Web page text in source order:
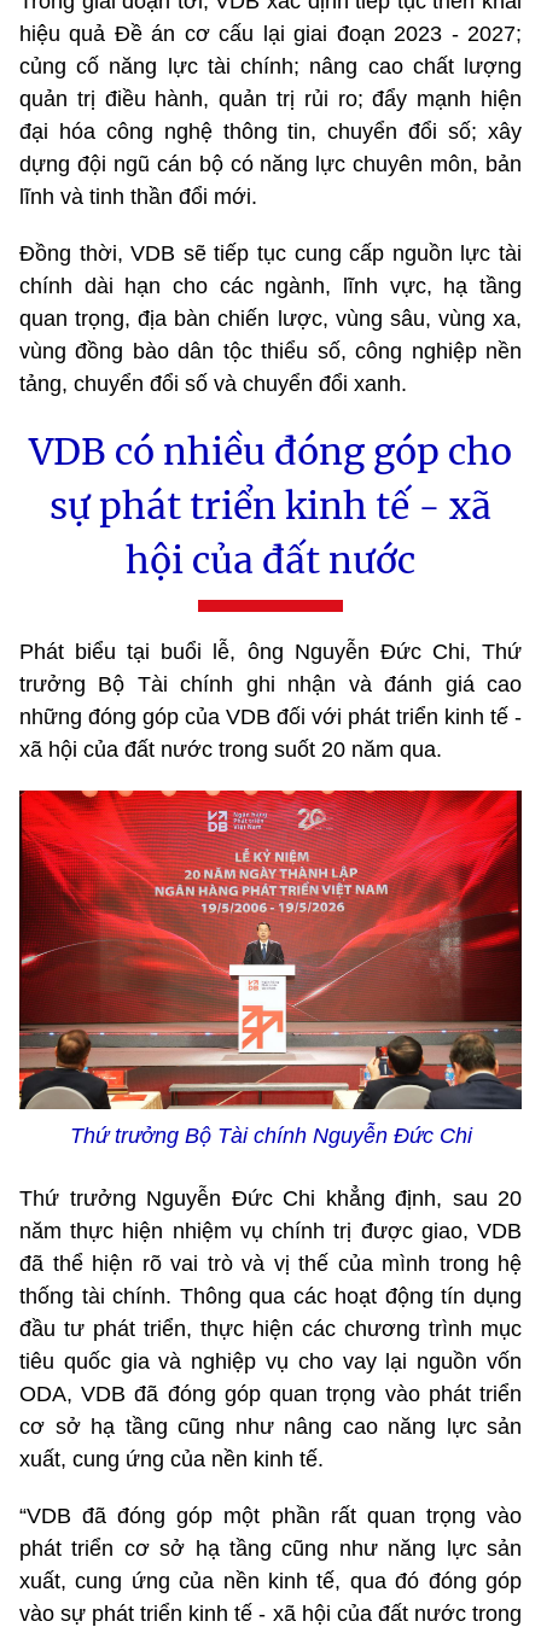
hiệu quả Đề án cơ cấu lại giai đoạn 2023 - 2027;
củng cố năng lực tài chính; nâng cao chất lượng
quản trị điều hành, quản trị rủi ro; đẩy mạnh hiện
đại hóa công nghệ thông tin, chuyển đổi số; xây
dựng đội ngũ cán bộ có năng lực chuyên môn, bản
lĩnh và tinh thần đổi mới.
Đồng thời, VDB sẽ tiếp tục cung cấp nguồn lực tài
chính dài hạn cho các ngành, lĩnh vực, hạ tầng
quan trọng, địa bàn chiến lược, vùng sâu, vùng xa,
vùng đồng bào dân tộc thiểu số, công nghiệp nền
tảng, chuyển đổi số và chuyển đổi xanh.
VDB có nhiều đóng góp cho
sự phát triển kinh tế - xã
hội của đất nước
Phát biểu tại buổi lễ, ông Nguyễn Đức Chi, Thứ
trưởng Bộ Tài chính ghi nhận và đánh giá cao
những đóng góp của VDB đối với phát triển kinh tế -
xã hội của đất nước trong suốt 20 năm qua.
Thứ trưởng Bộ Tài chính Nguyễn Đức Chi
Thứ trưởng Nguyễn Đức Chi khẳng định, sau 20
năm thực hiện nhiệm vụ chính trị được giao, VDB
đã thể hiện rõ vai trò và vị thế của mình trong hệ
thống tài chính. Thông qua các hoạt động tín dụng
đầu tư phát triển, thực hiện các chương trình mục
tiêu quốc gia và nghiệp vụ cho vay lại nguồn vốn
ODA, VDB đã đóng góp quan trọng vào phát triển
cơ sở hạ tầng cũng như nâng cao năng lực sản
xuất, cung ứng của nền kinh tế.
“VDB đã đóng góp một phần rất quan trọng vào
phát triển cơ sở hạ tầng cũng như năng lực sản
xuất, cung ứng của nền kinh tế, qua đó đóng góp
vào sự phát triển kinh tế - xã hội của đất nước trong